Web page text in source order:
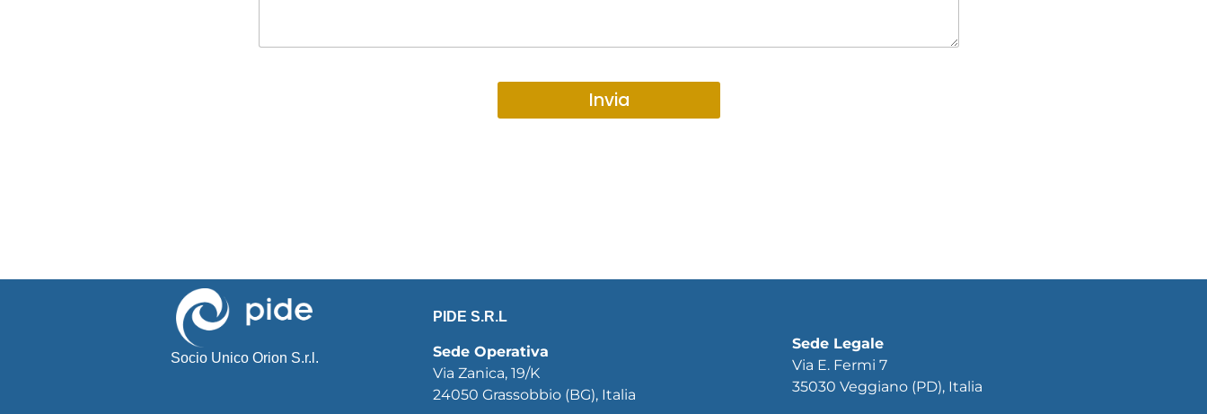
Invia
Socio Unico Orion S.r.l.
PIDE S.R.L
Sede Operativa
Via Zanica, 19/K
24050 Grassobbio (BG), Italia
Sede Legale
Via E. Fermi 7
35030 Veggiano (PD), Italia